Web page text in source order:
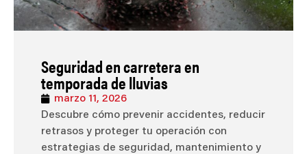
Seguridad en carretera en
temporada de lluvias
marzo 11, 2026
Descubre cómo prevenir accidentes, reducir
retrasos y proteger tu operación con
estrategias de seguridad, mantenimiento y